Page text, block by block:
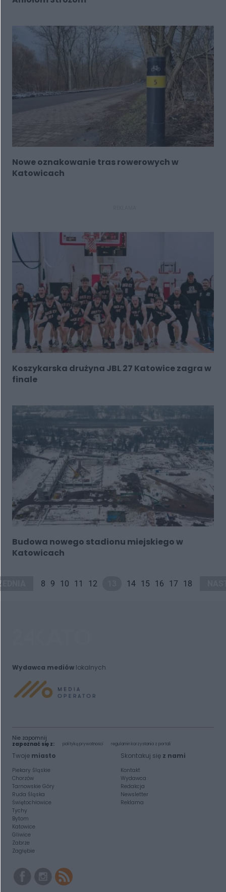
Nowe oznakowanie tras rowerowych w
Katowicach
Koszykarska drużyna JBL 27 Katowice zagra w
finale
Budowa nowego stadionu miejskiego w
Katowicach
8 9 10 11 12 14 15 16 17 18
Wydawca mediówlokalnych
Nie zapomnij
zapoznać się z:
polityką prywatności regulamin korzystania z portali
Twoje miasto
Piekary Śląskie
Chorzów
Tarnowskie Góry
Ruda Śląska
Świętochłowice
Tychy
Bytom
Katowice
Gliwice
Zabrze
Zagłębie
Skontakuj się z nami
Kontakt
Wydawca
Redakcja
Newsletter
Reklama